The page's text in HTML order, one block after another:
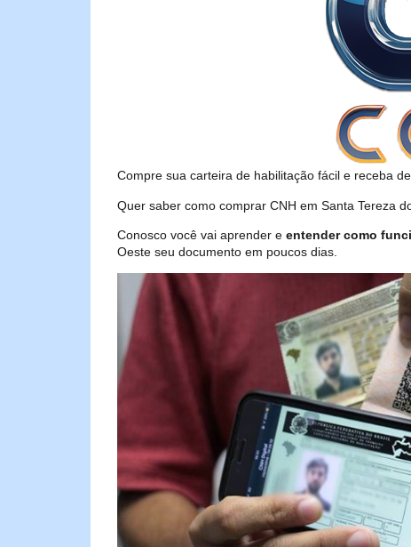
Compre sua carteira de habilitação fácil e receba
Quer saber como comprar CNH em Santa Tereza
Conosco você vai aprender e entender como
Oeste seu documento em poucos dias.